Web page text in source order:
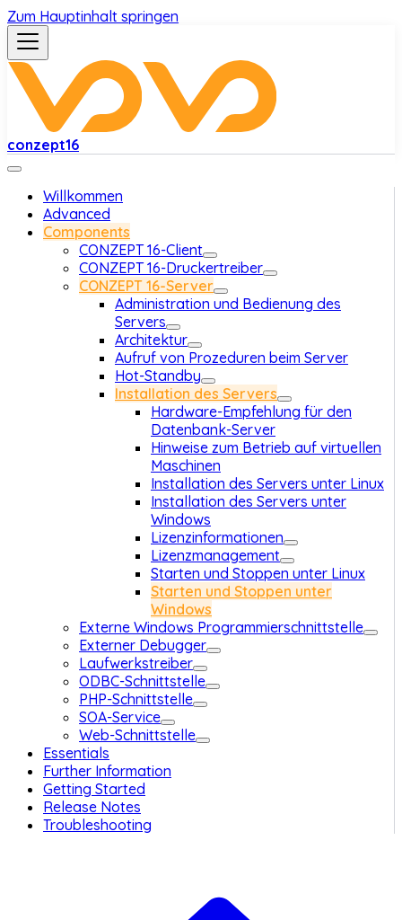
Zum Hauptinhalt springen
conzept16
Willkommen
Advanced
Components
CONZEPT 16-Client
CONZEPT 16-Druckertreiber
CONZEPT 16-Server
Administration und Bedienung des
Servers
Architektur
Aufruf von Prozeduren beim Server
Hot-Standby
Installation des Servers
Hardware-Empfehlung für den
Datenbank-Server
Hinweise zum Betrieb auf virtuellen
Maschinen
Installation des Servers unter Linux
Installation des Servers unter
Windows
Lizenzinformationen
Lizenzmanagement
Starten und Stoppen unter Linux
Starten und Stoppen unter
Windows
Externe Windows Programmierschnittstelle
Externer Debugger
Laufwerkstreiber
ODBC-Schnittstelle
PHP-Schnittstelle
SOA-Service
Web-Schnittstelle
Essentials
Further Information
Getting Started
Release Notes
Troubleshooting